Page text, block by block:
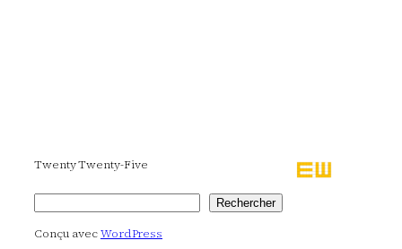
Twenty Twenty-Five
Rechercher Rechercher
Conçu avecWordPress